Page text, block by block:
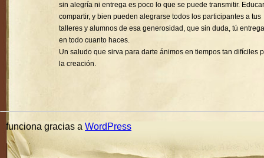
sin alegría ni entrega es poco lo que se puede transmitir.
compartir, y bien pueden alegrarse todos los participantes a tus
talleres y alumnos de esa generosidad, que sin duda, tú
en todo cuanto haces.
Un saludo que sirva para darte ánimos en tiempos tan difíciles
la creación.
funciona gracias a WordPress